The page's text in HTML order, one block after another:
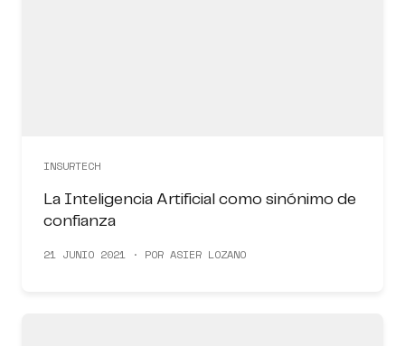
INSURTECH
La Inteligencia Artificial como sinónimo de
confianza
21 JUNIO 2021 · POR ASIER LOZANO